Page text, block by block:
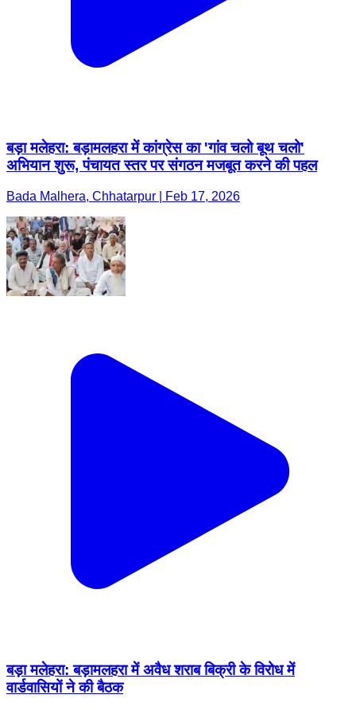
बड़ा मलेहरा: बड़ामलहरा में कांग्रेस का 'गांव चलो बूथ चलो'
अभियान शुरू, पंचायत स्तर पर संगठन मजबूत करने की पहल
Bada Malhera, Chhatarpur | Feb 17, 2026
बड़ा मलेहरा: बड़ामलहरा में अवैध शराब बिक्री के विरोध में
वार्डवासियों ने की बैठक